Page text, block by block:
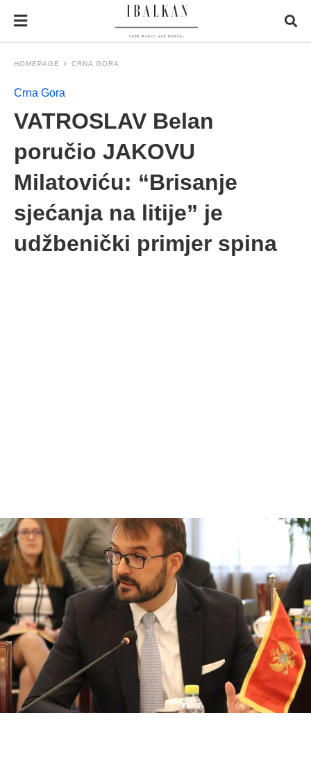
HOMEPAGE CRNA GORA
Crna Gora
VATROSLAV Belan
poručio JAKOVU
Milatoviću: “Brisanje
sjećanja na litije” je
udžbenički primjer spina